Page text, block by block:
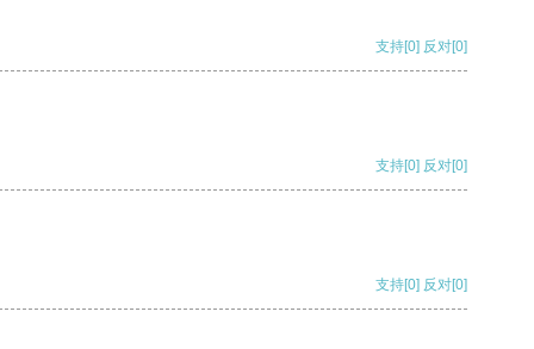
支持[0] 反对[0]
支持[0] 反对[0]
支持[0] 反对[0]